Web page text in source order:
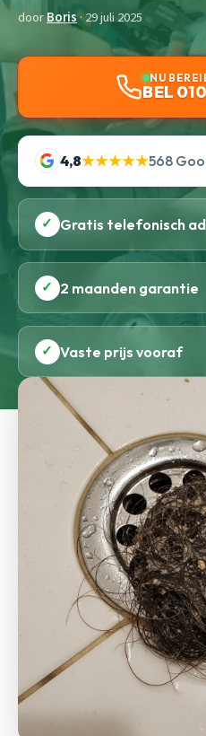
doorBoris· 29 juli 2025
NU
BEL
4,8★★★★★568
✓ Gratis telefonisch
✓ 2 maanden garantie
✓ Vaste prijs vooraf